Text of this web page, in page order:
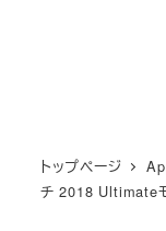
トップページ
チ 2018 Ultimate